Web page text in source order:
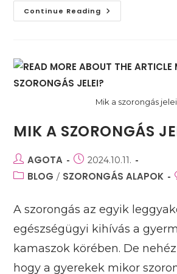
Continue Reading Melyek
A
Mik a szorongás jelei
MIK A SZORONGÁS
Post
author:
AGOTA
Post
published:
2024.10.11.
PostBLOG / SZORONGÁS ALAPOK
A szorongás az egyik
egészségügyi kihívás a
kamaszok körében. De
hogy a gyerekek mikor